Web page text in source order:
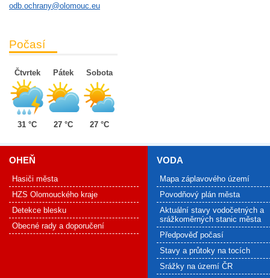
odb.ochrany@olomouc.eu
Počasí
Čtvrtek
31 °C
Pátek
27 °C
Sobota
27 °C
OHEŇ
Hasiči města
HZS Olomouckého kraje
Detekce blesku
Obecné rady a doporučení
VODA
Mapa záplavového území
Povodňový plán města
Aktuální stavy vodočetných a
srážkoměrných stanic města
Předpověď počasí
Stavy a průtoky na tocích
Srážky na území ČR